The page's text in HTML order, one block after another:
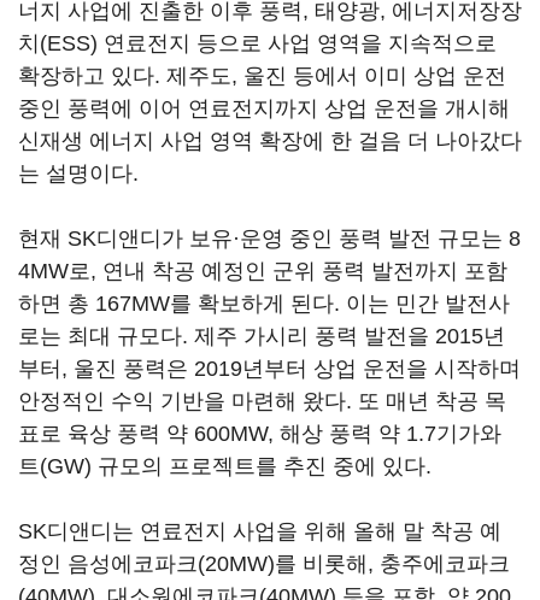
너지 사업에 진출한 이후 풍력, 태양광, 에너지저장장
치(ESS) 연료전지 등으로 사업 영역을 지속적으로
확장하고 있다. 제주도, 울진 등에서 이미 상업 운전
중인 풍력에 이어 연료전지까지 상업 운전을 개시해
신재생 에너지 사업 영역 확장에 한 걸음 더 나아갔다
는 설명이다.
현재 SK디앤디가 보유·운영 중인 풍력 발전 규모는 8
4MW로, 연내 착공 예정인 군위 풍력 발전까지 포함
하면 총 167MW를 확보하게 된다. 이는 민간 발전사
로는 최대 규모다. 제주 가시리 풍력 발전을 2015년
부터, 울진 풍력은 2019년부터 상업 운전을 시작하며
안정적인 수익 기반을 마련해 왔다. 또 매년 착공 목
표로 육상 풍력 약 600MW, 해상 풍력 약 1.7기가와
트(GW) 규모의 프로젝트를 추진 중에 있다.
SK디앤디는 연료전지 사업을 위해 올해 말 착공 예
정인 음성에코파크(20MW)를 비롯해, 충주에코파크